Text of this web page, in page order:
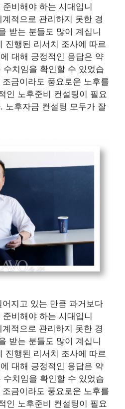
비해야 하는 시대입니
적으로 관리하지 못한 경
받는 분들도 많이 계십니
행된 리서치 조사에 따르
대해 긍정적인 응답은 약
치임을 확인할 수 있었습
금이라도 풍요로운 노후를
인 노후준비 컨설팅이 필요
노후자금 컨설팅 모두가 잘
지고 있는 만큼 과거보다
비해야 하는 시대입니
적으로 관리하지 못한 경
받는 분들도 많이 계십니
행된 리서치 조사에 따르
대해 긍정적인 응답은 약
치임을 확인할 수 있었습
금이라도 풍요로운 노후를
인 노후준비 컨설팅이 필요